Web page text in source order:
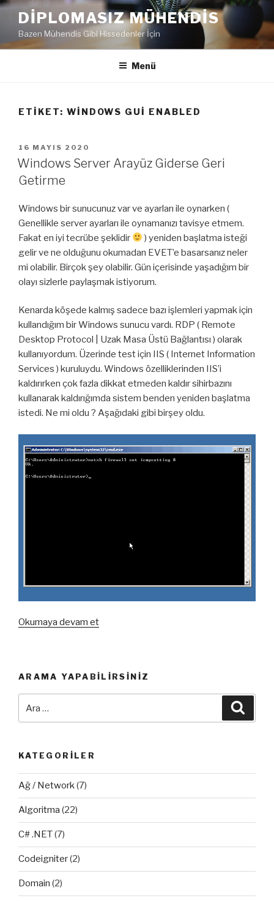
İçeriğe
DIPLOMASIZ MÜHENDIS
Bazen Mühendis Gibi Hissedenler İçin
Menü
ETIKET: WINDOWS GUI ENABLED
YAYIM
TARIHI
16 MAYIS 2020
Windows Server Arayüz Giderse Geri
Getirme
Windows bir sunucunuz var ve ayarları ile oynarken (
Genellikle server ayarları ile oynamanızı tavisye etmem.
Fakat en iyi tecrübe şeklidir
) yeniden başlatma isteği
gelir ve ne olduğunu okumadan EVET’e basarsanız neler
mi olabilir. Birçok şey olabilir. Gün içerisinde yaşadığım bir
olayı sizlerle paylaşmak istiyorum.
Kenarda köşede kalmış sadece bazı işlemleri yapmak için
kullandığım bir Windows sunucu vardı. RDP ( Remote
Desktop Protocol | Uzak Masa Üstü Bağlantısı ) olarak
kullanıyordum. Üzerinde test için IIS ( Internet Information
Services ) kuruluydu. Windows özelliklerinden IIS’i
kaldırırken çok fazla dikkat etmeden kaldır sihirbazını
kullanarak kaldırığımda sistem benden yeniden başlatma
istedi. Ne mi oldu ? Aşağıdaki gibi birşey oldu.
Okumaya devam et“Windows
Geri
Getirme”
ARAMA YAPABILIRSINIZ
KATEGORILER
Ağ / Network(7)
Algoritma (22)
C# .NET(7)
Codeigniter(2)
Domain (2)